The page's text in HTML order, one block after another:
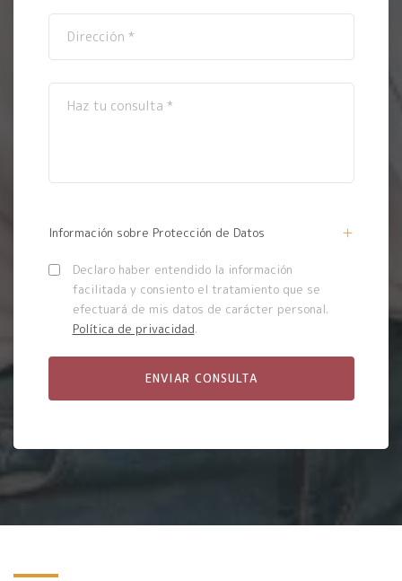
Información sobre Protección de Datos
Declaro haber entendido la información
facilitada y consiento el tratamiento que se
efectuará de mis datos de carácter personal.
Política de privacidad.